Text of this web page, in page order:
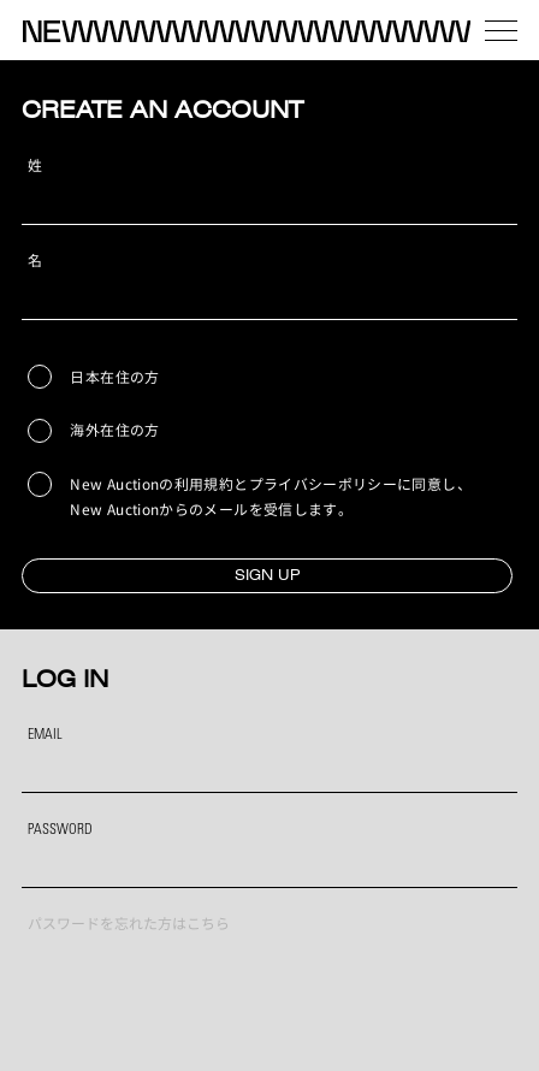
CREATE AN ACCOUNT
姓
名
日本在住の方
海外在住の方
New Auctionの利用規約とプライバシーポリシーに同意し、
New Auctionからのメールを受信します。
SIGN UP
LOG IN
EMAIL
PASSWORD
パスワードを忘れた方はこちら